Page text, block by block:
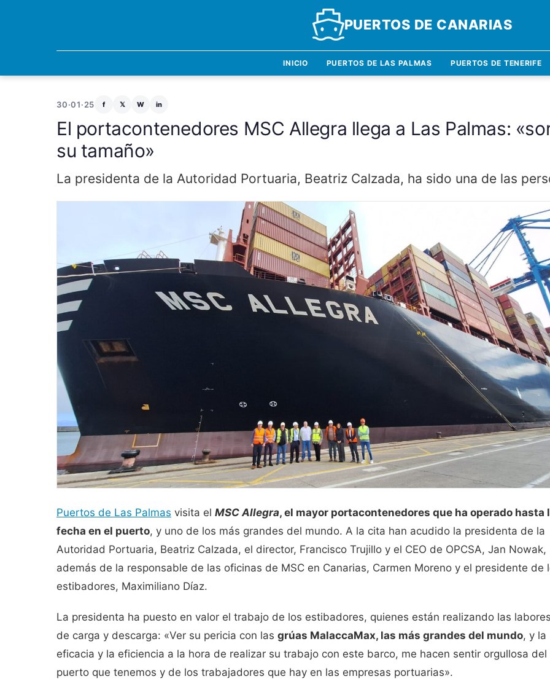
PUERTOS DE CANARIAS
INICIO PUERTOS DE LAS PALMAS PUERTOS DE TENERIFE
30·01·25 f 𝕏 W in
El portacontenedores MSC Allegra llega a Las Palmas:
su tamaño»
La presidenta de la Autoridad Portuaria, Beatriz Calzada, ha sido una de las
Puertos de Las Palmas visita el MSC Allegra, el mayor portacontenedores que ha operado hasta
fecha en el puerto, y uno de los más grandes del mundo. A la cita han acudido la presidenta de la
Autoridad Portuaria, Beatriz Calzada, el director, Francisco Trujillo y el CEO de OPCSA, Jan Nowak,
además de la responsable de las oficinas de MSC en Canarias, Carmen Moreno y el presidente de
estibadores, Maximiliano Díaz.
La presidenta ha puesto en valor el trabajo de los estibadores, quienes están realizando las labores
de carga y descarga: «Ver su pericia con las grúas MalaccaMax, las más grandes del mundo, y la
eficacia y la eficiencia a la hora de realizar su trabajo con este barco, me hacen sentir orgullosa del
puerto que tenemos y de los trabajadores que hay en las empresas portuarias».